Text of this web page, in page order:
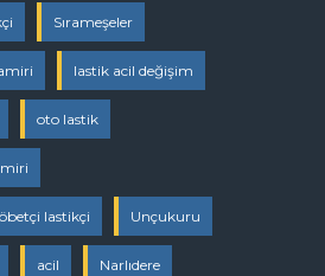
Sırameşeler
lastik acil değişim
oto lastik
lastikçi Unçukuru
acil Narlıdere